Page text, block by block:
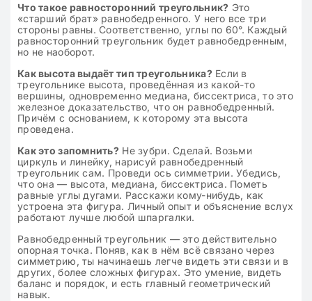
Что такое равносторонний треугольник? Это
«старший брат» равнобедренного. У него все три
стороны равны. Соответственно, углы по 60°. Каждый
равносторонний треугольник будет равнобедренным,
но не наоборот.
Как высота выдаёт тип треугольника? Если в
треугольнике высота, проведённая из какой-то
вершины, одновременно медиана, биссектриса, то это
железное доказательство, что он равнобедренный.
Причём с основанием, к которому эта высота
проведена.
Как это запомнить? Не зубри. Сделай. Возьми
циркуль и линейку, нарисуй равнобедренный
треугольник сам. Проведи ось симметрии. Убедись,
что она — высота, медиана, биссектриса. Пометь
равные углы дугами. Расскажи кому-нибудь, как
устроена эта фигура. Личный опыт и объяснение вслух
работают лучше любой шпаргалки.
Равнобедренный треугольник — это действительно
опорная точка. Поняв, как в нём всё связано через
симметрию, ты начинаешь легче видеть эти связи и в
других, более сложных фигурах. Это умение, видеть
баланс и порядок, и есть главный геометрический
навык.